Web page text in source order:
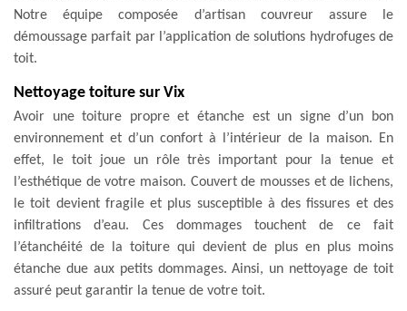
Notre équipe composée d’artisan couvreur assure le
démoussage parfait par l’application de solutions hydrofuges de
toit.
Nettoyage toiture sur Vix
Avoir une toiture propre et étanche est un signe d’un bon
environnement et d’un confort à l’intérieur de la maison. En
effet, le toit joue un rôle très important pour la tenue et
l’esthétique de votre maison. Couvert de mousses et de lichens,
le toit devient fragile et plus susceptible à des fissures et des
infiltrations d’eau. Ces dommages touchent de ce fait
l’étanchéité de la toiture qui devient de plus en plus moins
étanche due aux petits dommages. Ainsi, un nettoyage de toit
assuré peut garantir la tenue de votre toit.